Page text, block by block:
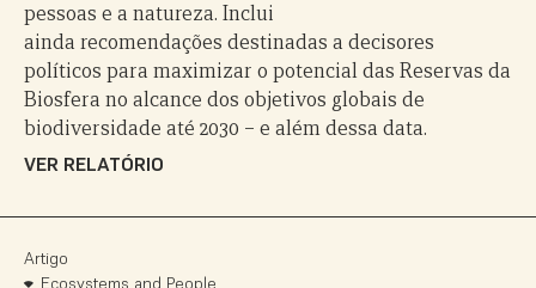
pessoas e a natureza. Inclui
ainda recomendações destinadas a decisores
políticos para maximizar o potencial das Reservas da
Biosfera no alcance dos objetivos globais de
biodiversidade até 2030 – e além dessa data.
VER RELATÓRIO
Artigo
Ecosystems and People